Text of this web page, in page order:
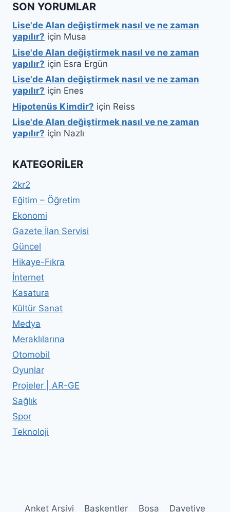
SON YORUMLAR
Lise'de Alan değiştirmek nasıl ve ne zaman
yapılır? için Musa
Lise'de Alan değiştirmek nasıl ve ne zaman
yapılır? için Esra Ergün
Lise'de Alan değiştirmek nasıl ve ne zaman
yapılır? için Enes
Hipotenüs Kimdir? için Reiss
Lise'de Alan değiştirmek nasıl ve ne zaman
yapılır? için Nazlı
KATEGORILER
2kr2
Eğitim – Öğretim
Ekonomi
Gazete İlan Servisi
Güncel
Hikaye-Fıkra
İnternet
Kasatura
Kültür Sanat
Medya
Meraklılarına
Otomobil
Oyunlar
Projeler | AR-GE
Sağlık
Spor
Teknoloji
Anket Arşivi Başkentler Bosa Davetiye